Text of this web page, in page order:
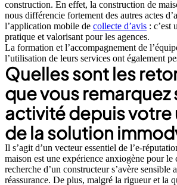
construction. En effet, la construction de
nous différencie fortement des autres actes
l’application mobile de collecte d’avis : c’est
pratique et valorisant pour les agences.
La formation et l’accompagnement de
l’utilisation de leurs services ont également
Quelles sont les
que vous remarquez
activité depuis votre
de la solution
Il s’agit d’un vecteur essentiel de l’e-
maison est une expérience anxiogène pour le
recherche d’un constructeur s’avère sensible
réassurance. De plus, malgré la rigueur et la